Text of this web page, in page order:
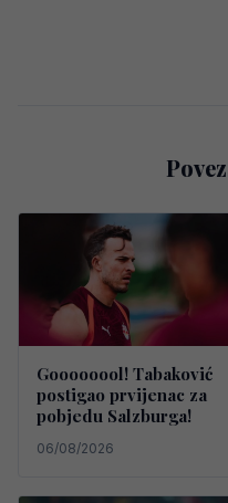
Goooooool! Tabaković
postigao prvijenac za
pobjedu Salzburga!
06/08/2026